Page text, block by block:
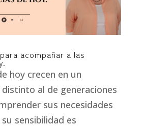
acompañar a las
hoy crecen en un
al de generaciones
sus necesidades
sensibilidad es